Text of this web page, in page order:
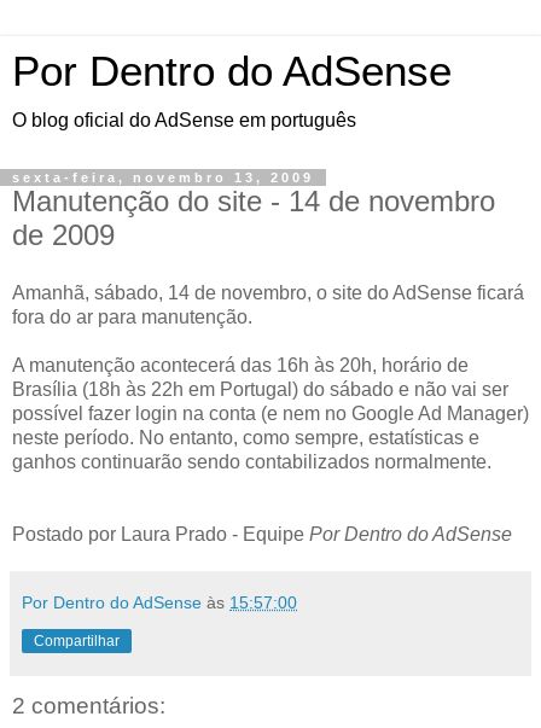
Por Dentro do AdSense
O blog oficial do AdSense em português
sexta-feira, novembro 13, 2009
Manutenção do site - 14 de novembro
de 2009
Amanhã, sábado, 14 de novembro, o site do AdSense ficará
fora do ar para manutenção.
A manutenção acontecerá das 16h às 20h, horário de
Brasília (18h às 22h em Portugal) do sábado e não vai ser
possível fazer login na conta (e nem no Google Ad Manager)
neste período. No entanto, como sempre, estatísticas e
ganhos continuarão sendo contabilizados normalmente.
Postado por Laura Prado - Equipe Por Dentro do AdSense
Por Dentro do AdSense às 15:57:00
Compartilhar
2 comentários: